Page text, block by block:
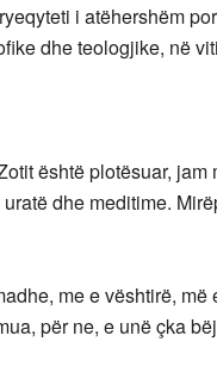
i atëhershëm
dhe teologjike, në
është plotësuar,
dhe meditime.
me e vështirë,
për ne, e unë çka